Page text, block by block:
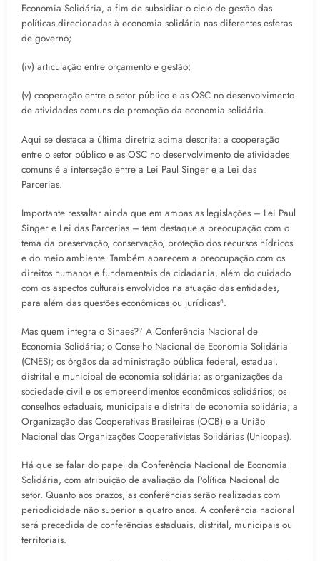
Economia Solidária, a fim de subsidiar o ciclo de gestão das
políticas direcionadas à economia solidária nas diferentes esferas
de governo;
(iv) articulação entre orçamento e gestão;
(v) cooperação entre o setor público e as OSC no desenvolvimento
de atividades comuns de promoção da economia solidária.
Aqui se destaca a última diretriz acima descrita: a cooperação
entre o setor público e as OSC no desenvolvimento de atividades
comuns é a interseção entre a Lei Paul Singer e a Lei das
Parcerias.
Importante ressaltar ainda que em ambas as legislações – Lei Paul
Singer e Lei das Parcerias – tem destaque a preocupação com o
tema da preservação, conservação, proteção dos recursos hídricos
e do meio ambiente. Também aparecem a preocupação com os
direitos humanos e fundamentais da cidadania, além do cuidado
com os aspectos culturais envolvidos na atuação das entidades,
para além das questões econômicas ou jurídicas⁶.
Mas quem integra o Sinaes?⁷ A Conferência Nacional de
Economia Solidária; o Conselho Nacional de Economia Solidária
(CNES); os órgãos da administração pública federal, estadual,
distrital e municipal de economia solidária; as organizações da
sociedade civil e os empreendimentos econômicos solidários; os
conselhos estaduais, municipais e distrital de economia solidária; a
Organização das Cooperativas Brasileiras (OCB) e a União
Nacional das Organizações Cooperativistas Solidárias (Unicopas).
Há que se falar do papel da Conferência Nacional de Economia
Solidária, com atribuição de avaliação da Política Nacional do
setor. Quanto aos prazos, as conferências serão realizadas com
periodicidade não superior a quatro anos. A conferência nacional
será precedida de conferências estaduais, distrital, municipais ou
territoriais.